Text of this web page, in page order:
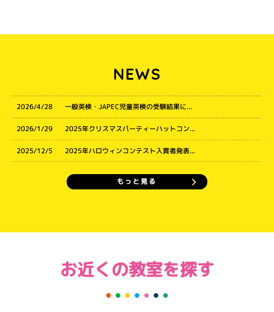
NEWS
2026/4/28 一般英検・JAPEC児童英検の受験結果に...
2026/1/29 2025年クリスマスパーティーハットコン...
2025/12/5 2025年ハロウィンコンテスト入賞者発表...
もっと見る
お近くの教室を探す